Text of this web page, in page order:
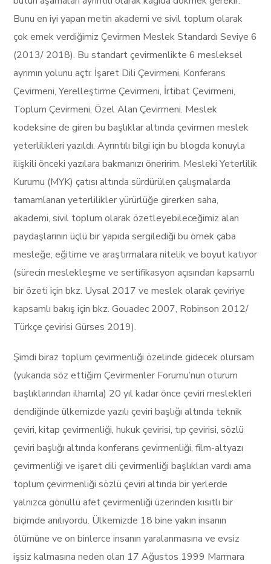
Bunu en iyi yapan metin akademi ve sivil toplum olarak
çok emek verdiğimiz Çevirmen Meslek Standardı Seviye 6
(2013/ 2018). Bu standart çevirmenlikte 6 mesleksel
ayrımın yolunu açtı: İşaret Dili Çevirmeni, Konferans
Çevirmeni, Yerelleştirme Çevirmeni, İrtibat Çevirmeni,
Toplum Çevirmeni, Özel Alan Çevirmeni. Meslek
kodeksine de giren bu başlıklar altında çevirmen meslek
yeterlilikleri yazıldı. Ayrıntılı bilgi için bu blogda konuyla
ilişkili önceki yazılara bakmanızı öneririm. Mesleki Yeterlilik
Kurumu (MYK) çatısı altında sürdürülen çalışmalarda
tamamlanan yeterlilikler yürürlüğe girerken saha,
akademi, sivil toplum olarak özetleyebileceğimiz alan
paydaşlarının üçlü bir yapıda sergilediği bu örnek çaba
mesleğe, eğitime ve araştırmalara nitelik ve boyut katıyor
(sürecin meslekleşme ve sertifikasyon açısından kapsamlı
bir özeti için bkz. Uysal 2017 ve meslek olarak çeviriye
kapsamlı bakış için bkz. Gouadec 2007, Robinson 2012/
Türkçe çevirisi Gürses 2019).
Şimdi biraz toplum çevirmenliği özelinde gidecek olursam
(yukarıda söz ettiğim Çevirmenler Forumu’nun oturum
başlıklarından ilhamla) 20 yıl kadar önce çeviri meslekleri
dendiğinde ülkemizde yazılı çeviri başlığı altında teknik
çeviri, kitap çevirmenliği, hukuk çevirisi, tıp çevirisi, sözlü
çeviri başlığı altında konferans çevirmenliği, film-altyazı
çevirmenliği ve işaret dili çevirmenliği başlıkları vardı ama
toplum çevirmenliği sözlü çeviri altında bir yerlerde
yalnızca gönüllü afet çevirmenliği üzerinden kısıtlı bir
biçimde anılıyordu. Ülkemizde 18 bine yakın insanın
ölümüne ve on binlerce insanın yaralanmasına ve evsiz
işsiz kalmasına neden olan 17 Ağustos 1999 Marmara